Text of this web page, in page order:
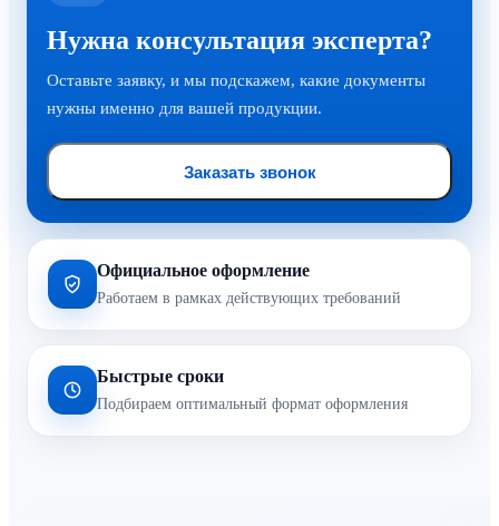
Нужна консультация эксперта?
Оставьте заявку, и мы подскажем, какие документы
нужны именно для вашей продукции.
Заказать звонок
Официальное оформление
Работаем в рамках действующих требований
Быстрые сроки
Подбираем оптимальный формат оформления